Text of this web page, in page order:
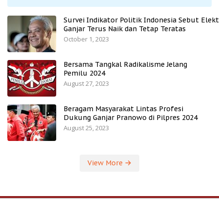
Survei Indikator Politik Indonesia Sebut
Ganjar Terus Naik dan Tetap Teratas
October 1, 2023
Bersama Tangkal Radikalisme Jelang
Pemilu 2024
August 27, 2023
Beragam Masyarakat Lintas Profesi
Dukung Ganjar Pranowo di Pilpres 2024
August 25, 2023
View More